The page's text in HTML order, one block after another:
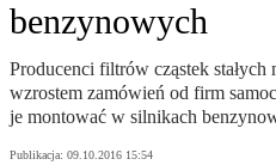
benzynowych
Producenci filtrów cząstek stałych
wzrostem zamówień od firm
je montować w silnikach
Publikacja: 09.10.2016 15:54